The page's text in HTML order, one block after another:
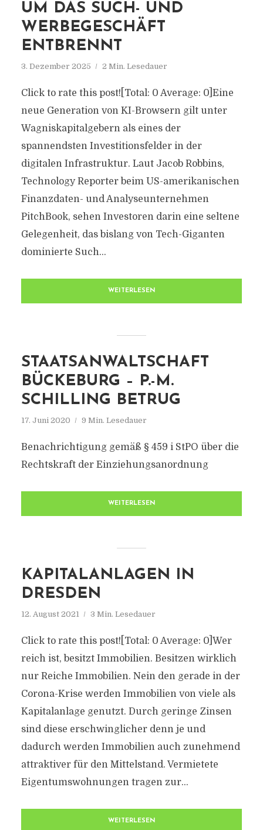
UM DAS SUCH- UND
WERBEGESCHÄFT
ENTBRENNT
3. Dezember 2025 2 Min. Lesedauer
Click to rate this post![Total: 0 Average: 0]Eine
neue Generation von KI-Browsern gilt unter
Wagniskapitalgebern als eines der
spannendsten Investitionsfelder in der
digitalen Infrastruktur. Laut Jacob Robbins,
Technology Reporter beim US-amerikanischen
Finanzdaten- und Analyseunternehmen
PitchBook, sehen Investoren darin eine seltene
Gelegenheit, das bislang von Tech-Giganten
dominierte Such...
WEITERLESEN
STAATSANWALTSCHAFT
BÜCKEBURG – P.-M.
SCHILLING BETRUG
17. Juni 2020 9 Min. Lesedauer
Benachrichtigung gemäß § 459 i StPO über die
Rechtskraft der Einziehungsanordnung
WEITERLESEN
KAPITALANLAGEN IN
DRESDEN
12. August 2021 3 Min. Lesedauer
Click to rate this post![Total: 0 Average: 0]Wer
reich ist, besitzt Immobilien. Besitzen wirklich
nur Reiche Immobilien. Nein den gerade in der
Corona-Krise werden Immobilien von viele als
Kapitalanlage genutzt. Durch geringe Zinsen
sind diese erschwinglicher denn je und
dadurch werden Immobilien auch zunehmend
attraktiver für den Mittelstand. Vermietete
Eigentumswohnungen tragen zur...
WEITERLESEN